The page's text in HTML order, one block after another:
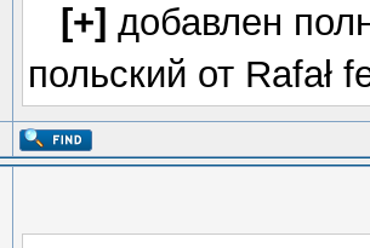
[+] добавлен
польский от Rafał